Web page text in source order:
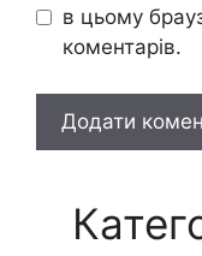
в цьому
коментарів.